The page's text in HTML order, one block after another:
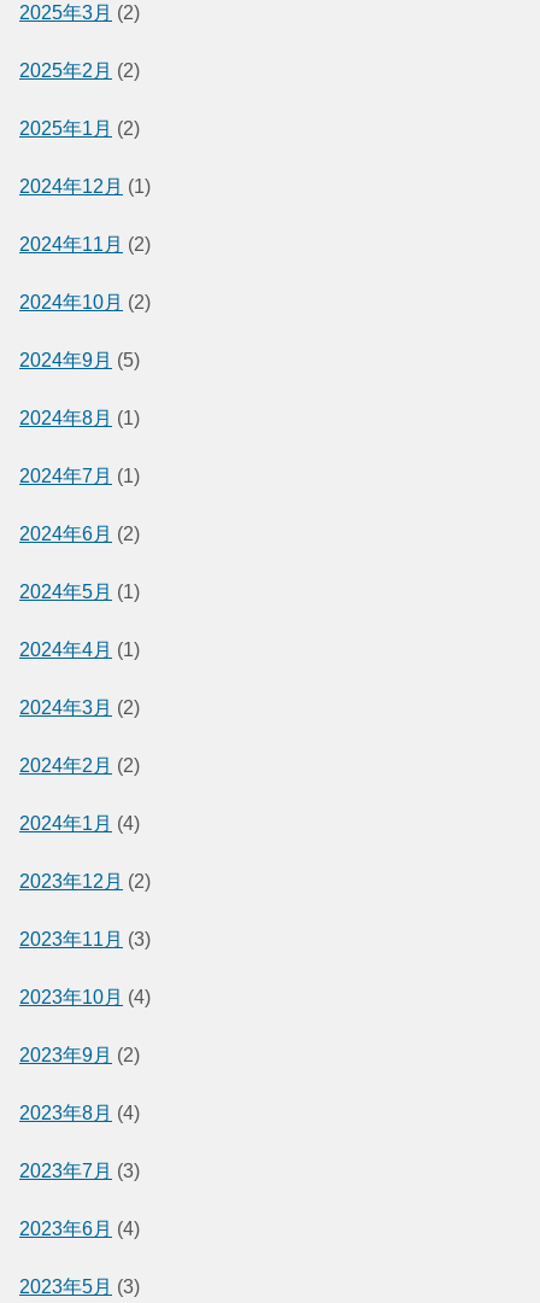
2025年3月 (2)
2025年2月 (2)
2025年1月 (2)
2024年12月 (1)
2024年11月 (2)
2024年10月 (2)
2024年9月 (5)
2024年8月 (1)
2024年7月 (1)
2024年6月 (2)
2024年5月 (1)
2024年4月 (1)
2024年3月 (2)
2024年2月 (2)
2024年1月 (4)
2023年12月 (2)
2023年11月 (3)
2023年10月 (4)
2023年9月 (2)
2023年8月 (4)
2023年7月 (3)
2023年6月 (4)
2023年5月 (3)